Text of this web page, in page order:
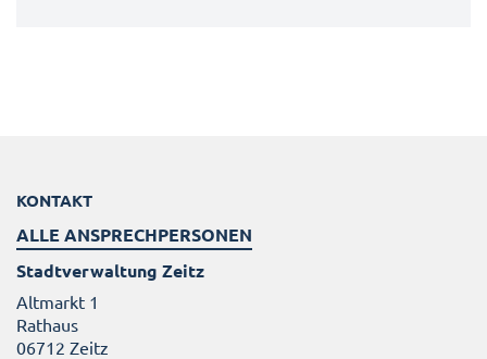
KONTAKT
ALLE ANSPRECHPERSONEN
Stadtverwaltung Zeitz
Altmarkt 1
Rathaus
06712 Zeitz